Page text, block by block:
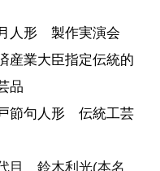
人形 製作実演会
産業大臣指定伝統的
品
節句人形 伝統工芸
目 鈴木利光(本名